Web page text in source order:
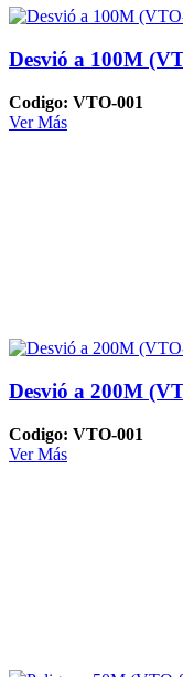
Desvió a 100M
Codigo: VTO-001
Ver Más
Desvió a 200M
Codigo: VTO-001
Ver Más